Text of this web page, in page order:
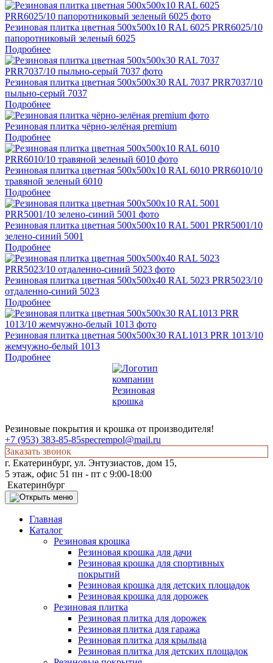
Резиновая плитка цветная 500х500х10 RAL 6025 PRR6025/10
папоротниковый зеленый 6025
Подробнее
Резиновая плитка цветная 500х500х30 RAL 7037 PRR7037/10
пыльно-серый 7037
Подробнее
Резиновая плитка чёрно-зелёная premium
Подробнее
Резиновая плитка цветная 500х500х10 RAL 6010 PRR6010/10
травяной зеленый 6010
Подробнее
Резиновая плитка цветная 500х500х10 RAL 5001 PRR5001/10
зелено-синий 5001
Подробнее
Резиновая плитка цветная 500х500х40 RAL 5023 PRR5023/10
отдаленно-синий 5023
Подробнее
Резиновая плитка цветная 500х500х30 RAL1013 PRR 1013/10
жемчужно-белый 1013
Подробнее
Резиновые покрытия и крошка от производителя!
+7 (953) 383-85-85specrempol@mail.ru
Заказать звонок
г. Екатеринбург, ул. Энтузиастов, дом 15,
5 этаж, офис 51 пн - пт с 9:00-18:00
Екатеринбург
Главная
Каталог
Резиновая крошка
Резиновая крошка для дачи
Резиновая крошка для спортивных
покрытий
Резиновая крошка для детских площадок
Резиновая крошка для дорожек
Резиновая плитка
Резиновая плитка для дорожек
Резиновая плитка для гаража
Резиновая плитка для крыльца
Резиновая плитка для детских площадок